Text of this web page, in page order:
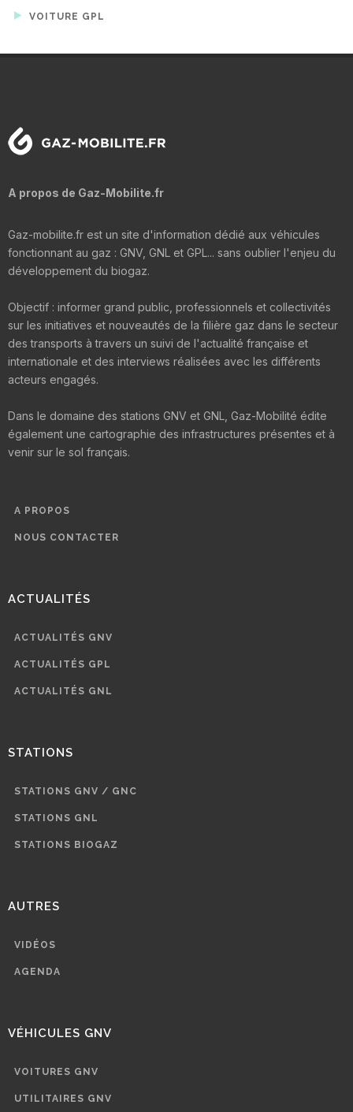
VOITURE GPL
A propos de Gaz-Mobilite.fr
Gaz-mobilite.fr est un site d'information dédié aux véhicules
fonctionnant au gaz : GNV, GNL et GPL... sans oublier l'enjeu du
développement du biogaz.
Objectif : informer grand public, professionnels et collectivités
sur les initiatives et nouveautés de la filière gaz dans le secteur
des transports à travers un suivi de l'actualité française et
internationale et des interviews réalisées avec les différents
acteurs engagés.
Dans le domaine des stations GNV et GNL, Gaz-Mobilité édite
également une cartographie des infrastructures présentes et à
venir sur le sol français.
A PROPOS
NOUS CONTACTER
ACTUALITÉS
ACTUALITÉS GNV
ACTUALITÉS GPL
ACTUALITÉS GNL
STATIONS
STATIONS GNV / GNC
STATIONS GNL
STATIONS BIOGAZ
AUTRES
VIDÉOS
AGENDA
VÉHICULES GNV
VOITURES GNV
UTILITAIRES GNV